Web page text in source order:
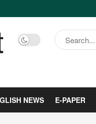
NEWS E-PAPER